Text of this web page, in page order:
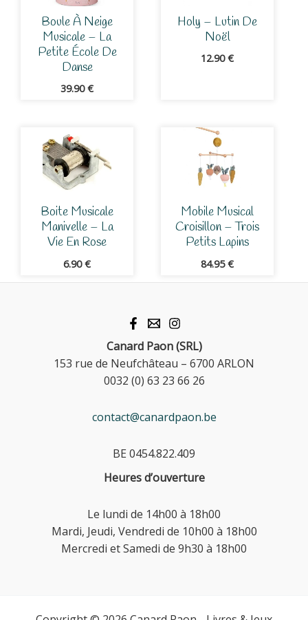
Boule À Neige
Musicale – La
Petite École De
Danse
39.90€
Holy – Lutin De
Noël
12.90€
Boite Musicale
Manivelle – La
Vie En Rose
6.90€
Mobile Musical
Croisillon – Trois
Petits Lapins
84.95€
Canard Paon (SRL)
153 rue de Neufchâteau – 6700 ARLON
0032 (0) 63 23 66 26
contact@canardpaon.be
BE 0454.822.409
Heures d’ouverture
Le lundi de 14h00 à 18h00
Mardi, Jeudi, Vendredi de 10h00 à 18h00
Mercredi et Samedi de 9h30 à 18h00